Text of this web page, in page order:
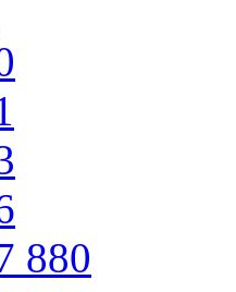
880